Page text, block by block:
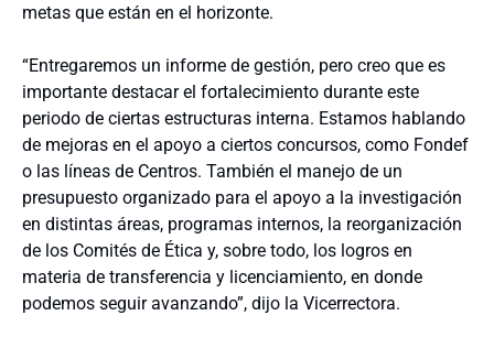
metas que están en el horizonte.
“Entregaremos un informe de gestión, pero creo que es
importante destacar el fortalecimiento durante este
periodo de ciertas estructuras interna. Estamos hablando
de mejoras en el apoyo a ciertos concursos, como Fondef
o las líneas de Centros. También el manejo de un
presupuesto organizado para el apoyo a la investigación
en distintas áreas, programas internos, la reorganización
de los Comités de Ética y, sobre todo, los logros en
materia de transferencia y licenciamiento, en donde
podemos seguir avanzando”, dijo la Vicerrectora.